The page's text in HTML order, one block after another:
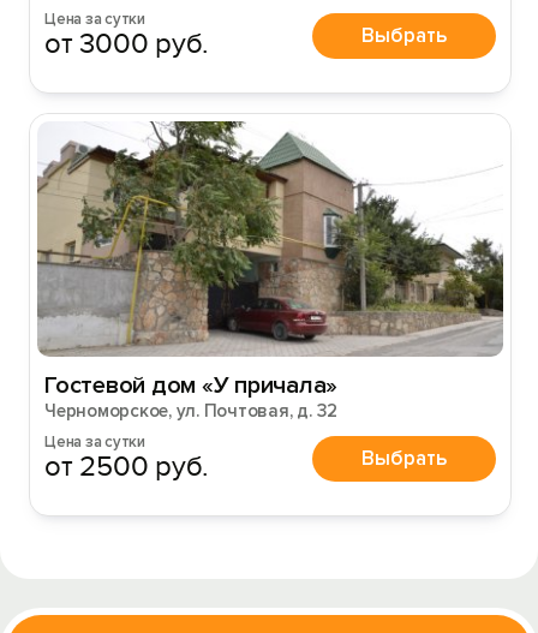
Цена за сутки
от 3000 руб. Выбрать
Гостевой дом «У причала»
Черноморское, ул. Почтовая, д. 32
Цена за сутки
от 2500 руб. Выбрать